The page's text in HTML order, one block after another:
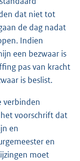
dat niet tot
de dag nadat
Indien
een bezwaar is
pas van kracht
is beslist.
verbinden
voorschrift dat
en
en
moet